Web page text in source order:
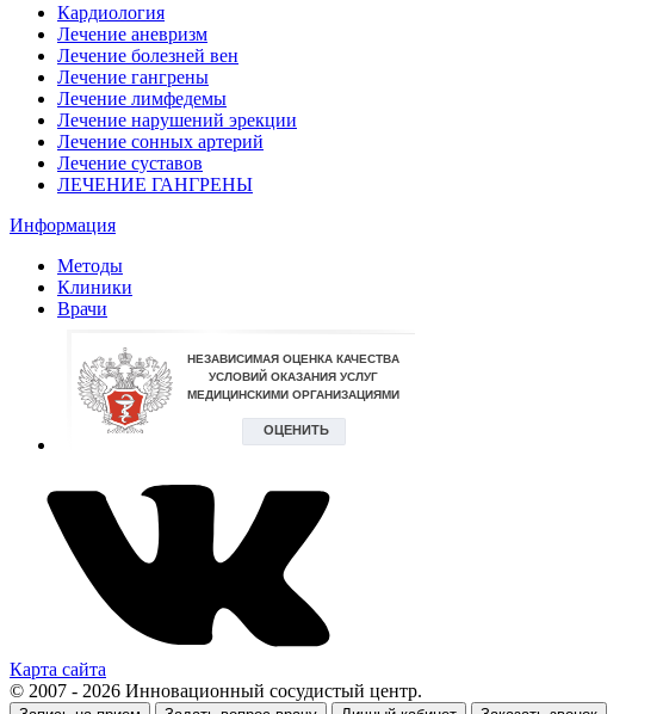
Кардиология
Лечение аневризм
Лечение болезней вен
Лечение гангрены
Лечение лимфедемы
Лечение нарушений эрекции
Лечение сонных артерий
Лечение суставов
ЛЕЧЕНИЕ ГАНГРЕНЫ
Информация
Методы
Клиники
Врачи
Карта сайта
© 2007 - 2026 Инновационный сосудистый центр.